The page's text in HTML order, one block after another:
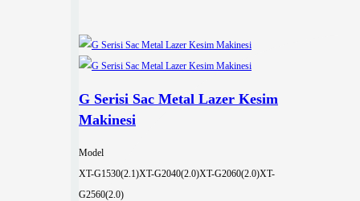
G Serisi Sac Metal Lazer Kesim
Makinesi
Model
XT-G1530(2.1)XT-G2040(2.0)XT-G2060(2.0)XT-
G2560(2.0)